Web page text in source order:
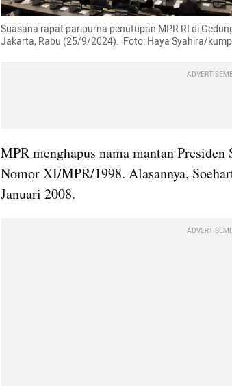
Suasana rapat paripurna penutupan MPR RI di
Jakarta, Rabu (25/9/2024).  Foto: Haya Syahira/
MPR menghapus nama mantan
Nomor XI/MPR/1998. Alasannya,
Januari 2008.